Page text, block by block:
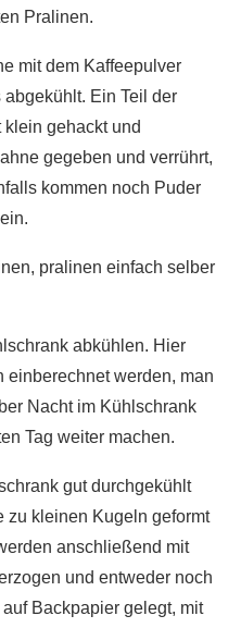
Pralinen.
mit dem Kaffeepulver
Ein Teil der
gehackt und
gegeben und verrührt,
kommen noch Puder
abkühlen. Hier
einberechnet werden, man
Nacht im Kühlschrank
Tag weiter machen.
gut durchgekühlt
zu kleinen Kugeln geformt
anschließend mit
und entweder noch
Backpapier gelegt, mit